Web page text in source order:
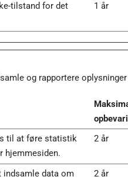
tilstand for det
1 år
og rapportere
til at føre statistik
hjemmesiden.
2 år
indsamle data om
2 år